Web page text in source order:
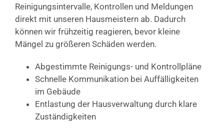
Reinigungsintervalle, Kontrollen und Meldungen
direkt mit unseren Hausmeistern ab. Dadurch
können wir frühzeitig reagieren, bevor kleine
Mängel zu größeren Schäden werden.
Abgestimmte Reinigungs- und Kontrollpläne
Schnelle Kommunikation bei Auffälligkeiten
im Gebäude
Entlastung der Hausverwaltung durch klare
Zuständigkeiten